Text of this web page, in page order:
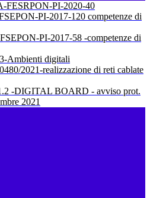
FESRPON-PI-2020-40
PI-2017-120 competenze di
PI-2017-58 -competenze di
Ambienti digitali
2021-realizzazione di reti cablate
-DIGITAL BOARD - avviso prot.
2021